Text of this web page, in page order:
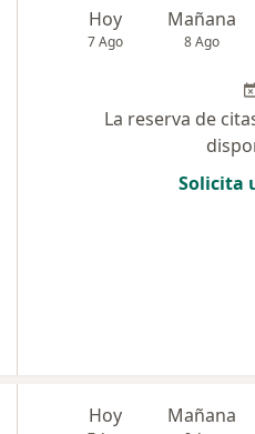
Hoy
7 Ago
Mañana
8 Ago
La reserva de
Solicita
Hoy Mañana